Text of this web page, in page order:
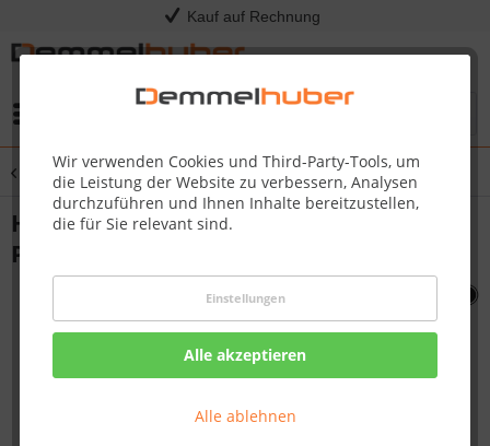
Kauf auf Rechnung
Wir verwenden Cookies und Third-Party-Tools, um
die Leistung der Website zu verbessern, Analysen
durchzuführen und Ihnen Inhalte bereitzustellen,
die für Sie relevant sind.
Einstellungen
Alle akzeptieren
Alle ablehnen
Übersicht Sonstige Ersatzteile
HANDLE BOTTOM SPLIT TQ285 TQ2 85X
PRO285X #N325-0082B-SER